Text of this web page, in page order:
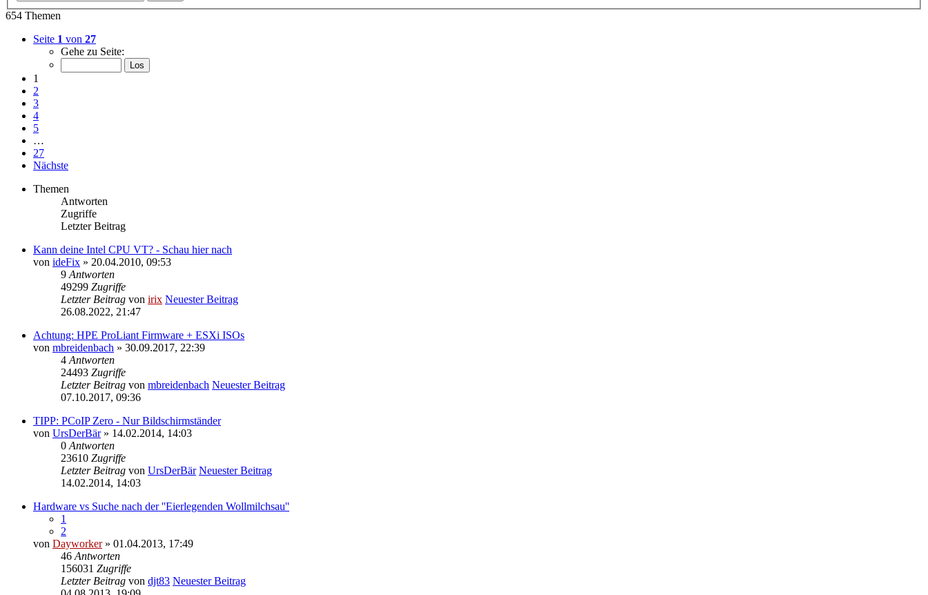
654 Themen
Seite 1 von 27
Gehe zu Seite:
1
2
3
4
5
…
27
Nächste
Themen
Antworten
Zugriffe
Letzter Beitrag
Kann deine Intel CPU VT? - Schau hier nach
von ideFix » 20.04.2010, 09:53
9 Antworten
49299 Zugriffe
Letzter Beitrag von irix Neuester Beitrag
26.08.2022, 21:47
Achtung: HPE ProLiant Firmware + ESXi ISOs
von mbreidenbach » 30.09.2017, 22:39
4 Antworten
24493 Zugriffe
Letzter Beitrag von mbreidenbach Neuester Beitrag
07.10.2017, 09:36
TIPP: PCoIP Zero - Nur Bildschirmständer
von UrsDerBär» 14.02.2014, 14:03
0 Antworten
23610 Zugriffe
Letzter Beitrag von UrsDerBär Neuester Beitrag
14.02.2014, 14:03
Hardware vs Suche nach der ''Eierlegenden Wollmilchsau''
1
2
von Dayworker» 01.04.2013, 17:49
46 Antworten
156031 Zugriffe
Letzter Beitrag von djt83 Neuester Beitrag